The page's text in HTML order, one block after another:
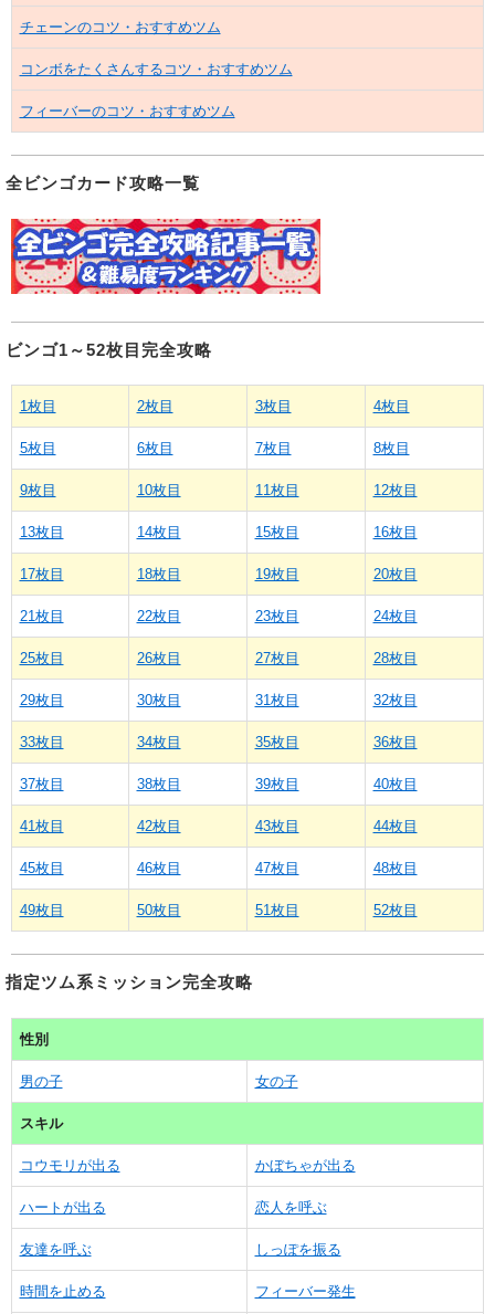
チェーンのコツ・おすすめツム
コンボをたくさんするコツ・おすすめツム
フィーバーのコツ・おすすめツム
全ビンゴカード攻略一覧
ビンゴ1～52枚目完全攻略
1枚目 2枚目 3枚目 4枚目
5枚目 6枚目 7枚目 8枚目
9枚目 10枚目 11枚目 12枚目
13枚目 14枚目 15枚目 16枚目
17枚目 18枚目 19枚目 20枚目
21枚目 22枚目 23枚目 24枚目
25枚目 26枚目 27枚目 28枚目
29枚目 30枚目 31枚目 32枚目
33枚目 34枚目 35枚目 36枚目
37枚目 38枚目 39枚目 40枚目
41枚目 42枚目 43枚目 44枚目
45枚目 46枚目 47枚目 48枚目
49枚目 50枚目 51枚目 52枚目
指定ツム系ミッション完全攻略
性別
男の子 女の子
スキル
コウモリが出る かぼちゃが出る
ハートが出る 恋人を呼ぶ
友達を呼ぶ しっぽを振る
時間を止める フィーバー発生